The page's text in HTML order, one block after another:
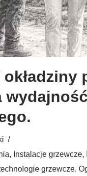
, Instalacje grzewcze,
grzewcze,